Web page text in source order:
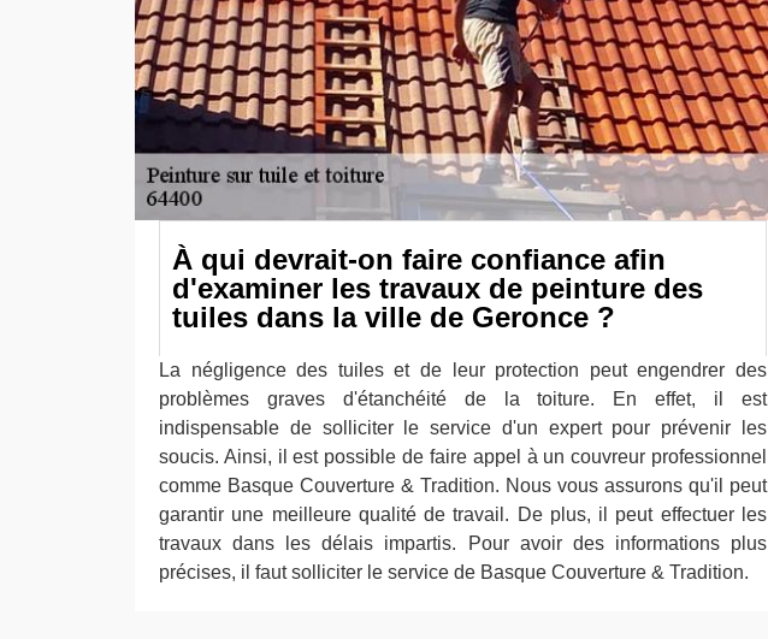
À qui devrait-on faire confiance afin
d'examiner les travaux de peinture des
tuiles dans la ville de Geronce ?
La négligence des tuiles et de leur protection peut engendrer des
problèmes graves d'étanchéité de la toiture. En effet, il est
indispensable de solliciter le service d'un expert pour prévenir les
soucis. Ainsi, il est possible de faire appel à un couvreur professionnel
comme Basque Couverture & Tradition. Nous vous assurons qu'il peut
garantir une meilleure qualité de travail. De plus, il peut effectuer les
travaux dans les délais impartis. Pour avoir des informations plus
précises, il faut solliciter le service de Basque Couverture & Tradition.